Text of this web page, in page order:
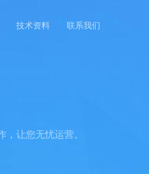
技术资料 联系我们
让您无忧运营。